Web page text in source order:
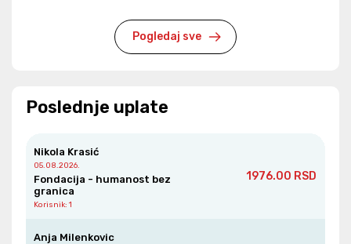
Pogledaj sve
Poslednje uplate
Nikola Krasić
05.08.2026.
Fondacija - humanost bez
granica
Korisnik: 1
1976.00 RSD
Anja Milenkovic